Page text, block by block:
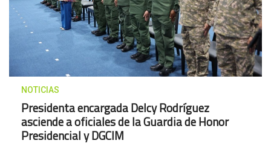
NOTICIAS
Presidenta encargada Delcy Rodríguez
asciende a oficiales de la Guardia de Honor
Presidencial y DGCIM